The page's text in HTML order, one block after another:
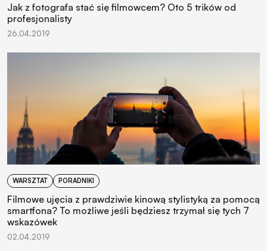
Jak z fotografa stać się filmowcem? Oto 5 trików od
profesjonalisty
26.04.2019
WARSZTAT PORADNIKI
Filmowe ujęcia z prawdziwie kinową stylistyką za pomocą
smartfona? To możliwe jeśli będziesz trzymał się tych 7
wskazówek
02.04.2019